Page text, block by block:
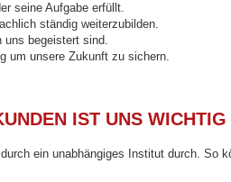
seine Aufgabe erfüllt.
ständig weiterzubilden.
uns begeistert sind.
um unsere Zukunft zu sichern.
IST UNS WICHTIG
ein unabhängiges Institut durch. So